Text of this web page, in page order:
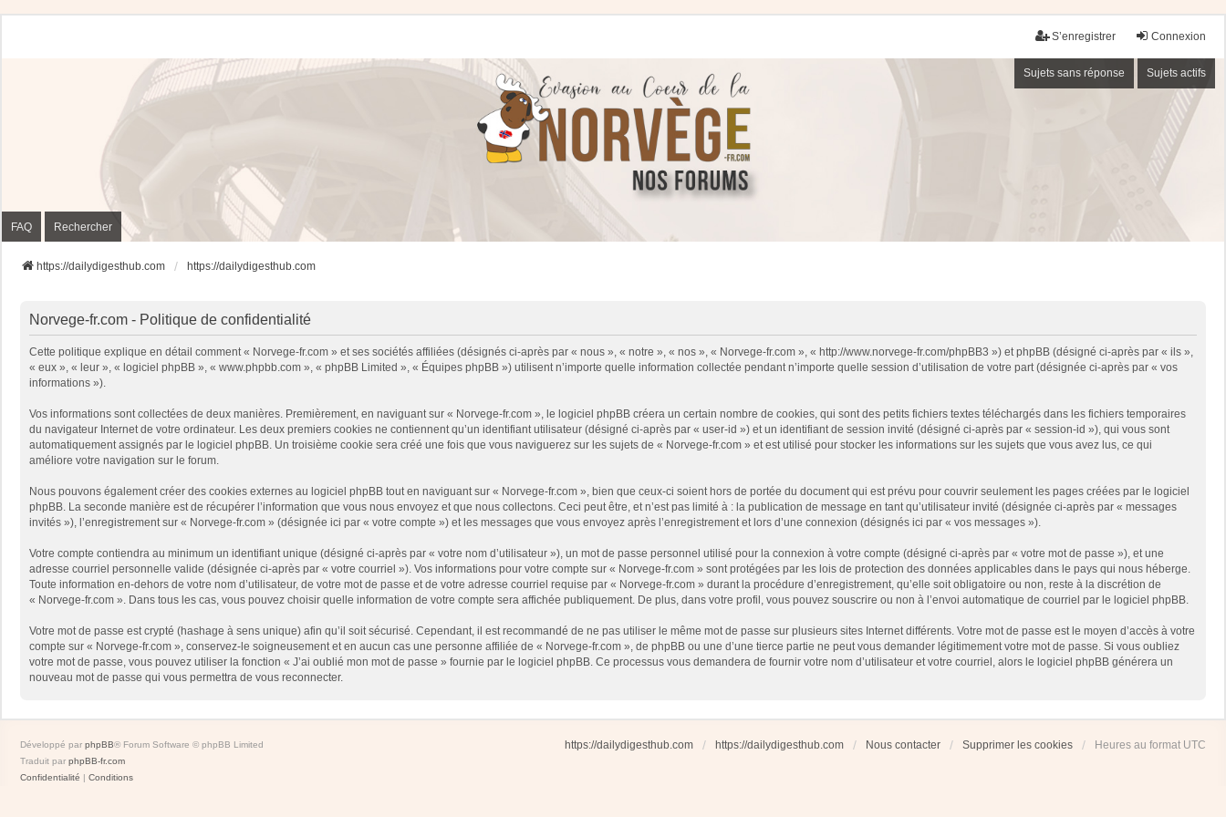
Connexion
S’enregistrer
Sujets sans réponse Sujets actifs
FAQ Rechercher
https://dailydigesthub.com https://dailydigesthub.com
Norvege-fr.com - Politique de confidentialité
Cette politique explique en détail comment « Norvege-fr.com » et ses sociétés affiliées (désignés ci-après par « nous », « notre », « nos », « Norvege-fr.com », « http://www.norvege-fr.com/phpBB3 ») et phpBB (désigné ci-après par « ils »,
« eux », « leur », « logiciel phpBB », « www.phpbb.com », « phpBB Limited », « Équipes phpBB ») utilisent n’importe quelle information collectée pendant n’importe quelle session d’utilisation de votre part (désignée ci-après par « vos
informations »).
Vos informations sont collectées de deux manières. Premièrement, en naviguant sur « Norvege-fr.com », le logiciel phpBB créera un certain nombre de cookies, qui sont des petits fichiers textes téléchargés dans les fichiers temporaires
du navigateur Internet de votre ordinateur. Les deux premiers cookies ne contiennent qu’un identifiant utilisateur (désigné ci-après par « user-id ») et un identifiant de session invité (désigné ci-après par « session-id »), qui vous sont
automatiquement assignés par le logiciel phpBB. Un troisième cookie sera créé une fois que vous naviguerez sur les sujets de « Norvege-fr.com » et est utilisé pour stocker les informations sur les sujets que vous avez lus, ce qui
améliore votre navigation sur le forum.
Nous pouvons également créer des cookies externes au logiciel phpBB tout en naviguant sur « Norvege-fr.com », bien que ceux-ci soient hors de portée du document qui est prévu pour couvrir seulement les pages créées par le logiciel
phpBB. La seconde manière est de récupérer l’information que vous nous envoyez et que nous collectons. Ceci peut être, et n’est pas limité à : la publication de message en tant qu’utilisateur invité (désignée ci-après par « messages
invités »), l’enregistrement sur « Norvege-fr.com » (désignée ici par « votre compte ») et les messages que vous envoyez après l’enregistrement et lors d’une connexion (désignés ici par « vos messages »).
Votre compte contiendra au minimum un identifiant unique (désigné ci-après par « votre nom d’utilisateur »), un mot de passe personnel utilisé pour la connexion à votre compte (désigné ci-après par « votre mot de passe »), et une
adresse courriel personnelle valide (désignée ci-après par « votre courriel »). Vos informations pour votre compte sur « Norvege-fr.com » sont protégées par les lois de protection des données applicables dans le pays qui nous héberge.
Toute information en-dehors de votre nom d’utilisateur, de votre mot de passe et de votre adresse courriel requise par « Norvege-fr.com » durant la procédure d’enregistrement, qu’elle soit obligatoire ou non, reste à la discrétion de
« Norvege-fr.com ». Dans tous les cas, vous pouvez choisir quelle information de votre compte sera affichée publiquement. De plus, dans votre profil, vous pouvez souscrire ou non à l’envoi automatique de courriel par le logiciel phpBB.
Votre mot de passe est crypté (hashage à sens unique) afin qu’il soit sécurisé. Cependant, il est recommandé de ne pas utiliser le même mot de passe sur plusieurs sites Internet différents. Votre mot de passe est le moyen d’accès à votre
compte sur « Norvege-fr.com », conservez-le soigneusement et en aucun cas une personne affiliée de « Norvege-fr.com », de phpBB ou une d’une tierce partie ne peut vous demander légitimement votre mot de passe. Si vous oubliez
votre mot de passe, vous pouvez utiliser la fonction « J’ai oublié mon mot de passe » fournie par le logiciel phpBB. Ce processus vous demandera de fournir votre nom d’utilisateur et votre courriel, alors le logiciel phpBB générera un
nouveau mot de passe qui vous permettra de vous reconnecter.
https://dailydigesthub.com https://dailydigesthub.com Nous contacter Supprimer les cookies Heures au format UTC
Développé par phpBB® Forum Software © phpBB Limited
Traduit par phpBB-fr.com
Confidentialité | Conditions